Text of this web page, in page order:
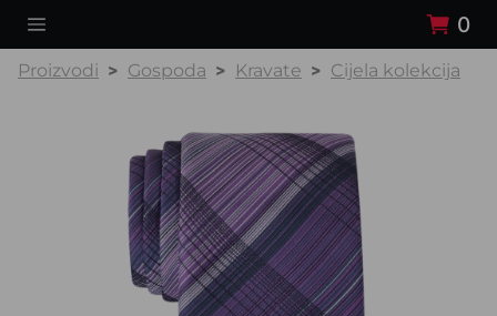
0
Proizvodi Gospoda Kravate Cijela kolekcija